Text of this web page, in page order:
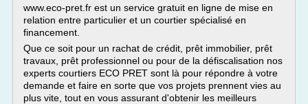
www.eco-pret.fr est un service gratuit en ligne de mise en
relation entre particulier et un courtier spécialisé en
financement.
Que ce soit pour un rachat de crédit, prêt immobilier, prêt
travaux, prêt professionnel ou pour de la défiscalisation nos
experts courtiers ECO PRET sont là pour répondre à votre
demande et faire en sorte que vos projets prennent vies au
plus vite, tout en vous assurant d'obtenir les meilleurs